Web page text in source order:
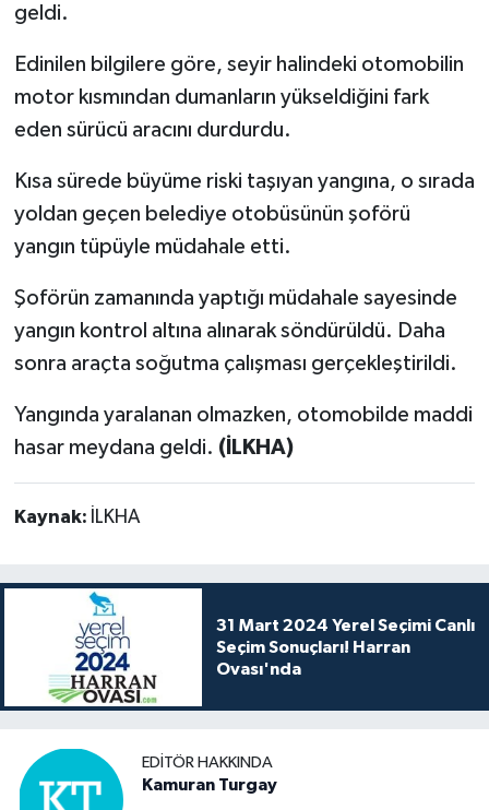
geldi.
Edinilen bilgilere göre, seyir halindeki otomobilin
motor kısmından dumanların yükseldiğini fark
eden sürücü aracını durdurdu.
Kısa sürede büyüme riski taşıyan yangına, o sırada
yoldan geçen belediye otobüsünün şoförü
yangın tüpüyle müdahale etti.
Şoförün zamanında yaptığı müdahale sayesinde
yangın kontrol altına alınarak söndürüldü. Daha
sonra araçta soğutma çalışması gerçekleştirildi.
Yangında yaralanan olmazken, otomobilde maddi
hasar meydana geldi. (İLKHA)
Kaynak: İLKHA
31 Mart 2024 Yerel Seçimi Canlı
Seçim Sonuçları! Harran
Ovası'nda
EDITÖR HAKKINDA
Kamuran Turgay